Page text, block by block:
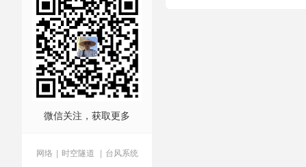
微信关注，获取更多
网络 | 时空隧道 | 台风系统